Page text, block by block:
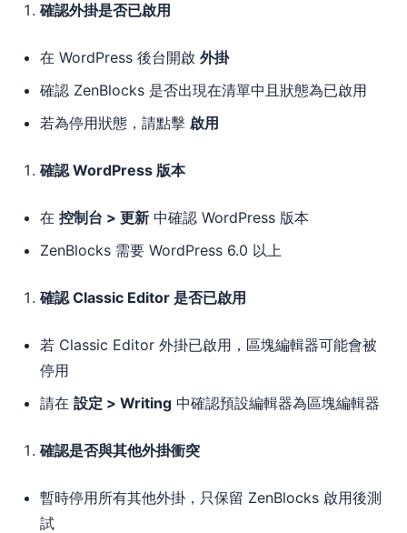
確認外掛是否已啟用
在 WordPress 後台開啟 外掛
確認 ZenBlocks 是否出現在清單中且狀態為已啟用
若為停用狀態，請點擊 啟用
確認 WordPress 版本
在 控制台 > 更新 中確認 WordPress 版本
ZenBlocks 需要 WordPress 6.0 以上
確認 Classic Editor 是否已啟用
若 Classic Editor 外掛已啟用，區塊編輯器可能會被
停用
請在 設定 > Writing 中確認預設編輯器為區塊編輯器
確認是否與其他外掛衝突
暫時停用所有其他外掛，只保留 ZenBlocks 啟用後測
試